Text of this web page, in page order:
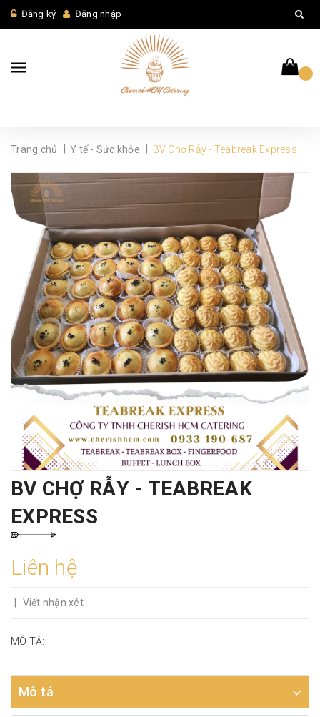
Đăng ký Đăng nhập
Trang chủ Y tế - Sức khỏe BV Chợ Rẫy - Teabreak Express
BV CHỢ RẪY - TEABREAK
EXPRESS
Liên hệ
Viết nhận xét
MÔ TẢ:
Mô tả